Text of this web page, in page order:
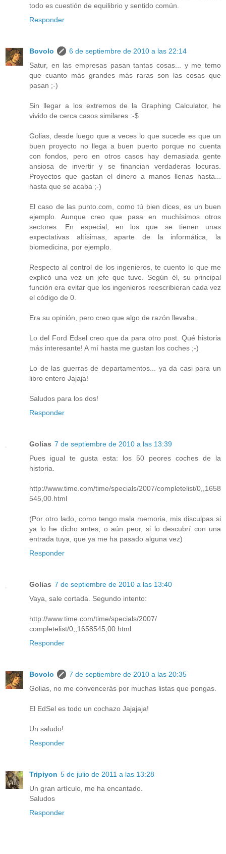
todo es cuestión de equilibrio y sentido común.
Responder
Bovolo
6 de septiembre de 2010 a las 22:14
Satur, en las empresas pasan tantas cosas... y me temo
que cuanto más grandes más raras son las cosas que
pasan ;-)
Sin llegar a los extremos de la Graphing Calculator, he
vivido de cerca casos similares :-$
Golias, desde luego que a veces lo que sucede es que un
buen proyecto no llega a buen puerto porque no cuenta
con fondos, pero en otros casos hay demasiada gente
ansiosa de invertir y se financian verdaderas locuras.
Proyectos que gastan el dinero a manos llenas hasta...
hasta que se acaba ;-)
El caso de las punto.com, como tú bien dices, es un buen
ejemplo. Aunque creo que pasa en muchísimos otros
sectores. En especial, en los que se tienen unas
expectativas altísimas, aparte de la informática, la
biomedicina, por ejemplo.
Respecto al control de los ingenieros, te cuento lo que me
explicó una vez un jefe que tuve. Según él, su principal
función era evitar que los ingenieros reescribieran cada vez
el código de 0.
Era su opinión, pero creo que algo de razón llevaba.
Lo del Ford Edsel creo que da para otro post. Qué historia
más interesante! A mí hasta me gustan los coches ;-)
Lo de las guerras de departamentos... ya da casi para un
libro entero Jajaja!
Saludos para los dos!
Responder
Golias 7 de septiembre de 2010 a las 13:39
Pues igual te gusta esta: los 50 peores coches de la
historia.
http://www.time.com/time/specials/2007/completelist/0,,1658
545,00.html
(Por otro lado, como tengo mala memoria, mis disculpas si
ya lo he dicho antes, o aún peor, si lo descubrí con una
entrada tuya, que ya me ha pasado alguna vez)
Responder
Golias 7 de septiembre de 2010 a las 13:40
Vaya, sale cortada. Segundo intento:
http://www.time.com/time/specials/2007/
completelist/0,,1658545,00.html
Responder
Bovolo
7 de septiembre de 2010 a las 20:35
Golias, no me convencerás por muchas listas que pongas.
El EdSel es todo un cochazo Jajajaja!
Un saludo!
Responder
Tripiyon 5 de julio de 2011 a las 13:28
Un gran artículo, me ha encantado.
Saludos
Responder